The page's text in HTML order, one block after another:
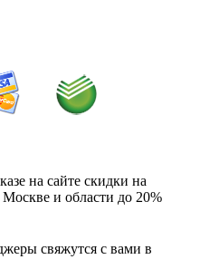
на сайте скидки на
и области до 20%
свяжутся с вами в